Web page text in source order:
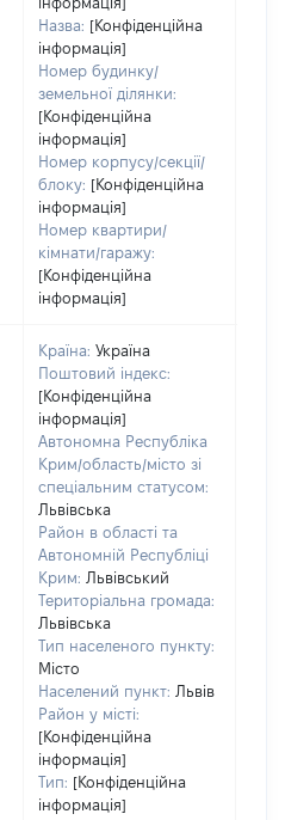
Назва: [Конфіденційна
інформація]
Номер будинку/
земельної ділянки:
[Конфіденційна
інформація]
Номер корпусу/секції/
блоку: [Конфіденційна
інформація]
Номер квартири/
кімнати/гаражу:
[Конфіденційна
інформація]
Країна: Україна
Поштовий індекс:
[Конфіденційна
інформація]
Автономна Республіка
Крим/область/місто зі
спеціальним статусом:
Львівська
Район в області та
Автономній Республіці
Крим: Львівський
Територіальна громада:
Львівська
Тип населеного пункту:
Місто
Населений пункт: Львів
Район у місті:
[Конфіденційна
інформація]
Тип: [Конфіденційна
інформація]